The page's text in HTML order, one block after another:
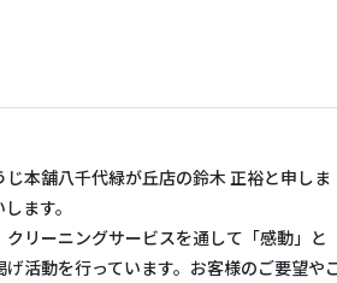
本舗八千代緑が丘店の鈴木 正裕と申しま
ます。
リーニングサービスを通して「感動」と
げ活動を行っています。お客様のご要望や